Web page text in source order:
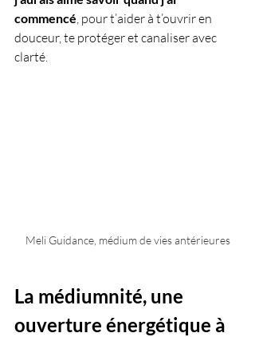
commencé, pour t’aider à t’ouvrir en
douceur, te protéger et canaliser avec
clarté.
Meli Guidance, médium de vies antérieures
La médiumnité, une
ouverture énergétique à